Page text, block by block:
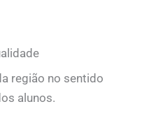
região no sentido
alunos.